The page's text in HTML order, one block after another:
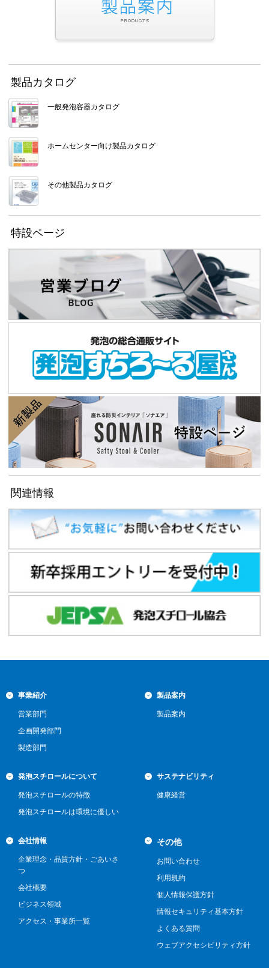
製品カタログ
一般発泡容器カタログ
ホームセンター向け製品カタログ
その他製品カタログ
特設ページ
関連情報
事業紹介
営業部門
企画開発部門
製造部門
製品案内
製品案内
発泡スチロールについて
発泡スチロールの特徴
発泡スチロールは環境に優しい
サステナビリティ
健康経営
会社情報
企業理念・品質方針・ごあいさ
つ
会社概要
ビジネス領域
アクセス・事業所一覧
その他
お問い合わせ
利用規約
個人情報保護方針
情報セキュリティ基本方針
よくある質問
ウェブアクセシビリティ方針